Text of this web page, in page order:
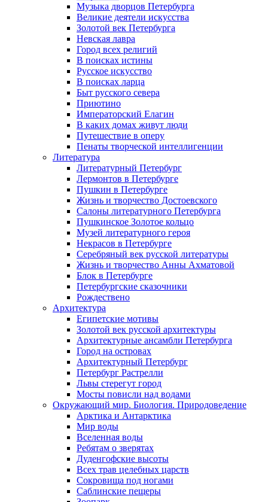
Музыка дворцов Петербурга
Великие деятели искусства
Золотой век Петербурга
Невская лавра
Город всех религий
В поисках истины
Русское искусство
В поисках ларца
Быт русского севера
Приютино
Императорский Елагин
В каких домах живут люди
Путешествие в оперу
Пенаты творческой интеллигенции
Литература
Литературный Петербург
Лермонтов в Петербурге
Пушкин в Петербурге
Жизнь и творчество Достоевского
Салоны литературного Петербурга
Пушкинское Золотое кольцо
Музей литературного героя
Некрасов в Петербурге
Серебряный век русской литературы
Жизнь и творчество Анны Ахматовой
Блок в Петербурге
Петербургские сказочники
Рождествено
Архитектура
Египетские мотивы
Золотой век русской архитектуры
Архитектурные ансамбли Петербурга
Город на островах
Архитектурный Петербург
Петербург Растрелли
Львы стерегут город
Мосты повисли над водами
Окружающий мир. Биология. Природоведение
Арктика и Антарктика
Мир воды
Вселенная воды
Ребятам о зверятах
Дуденгофские высоты
Всех трав целебных царств
Сокровища под ногами
Саблинские пещеры